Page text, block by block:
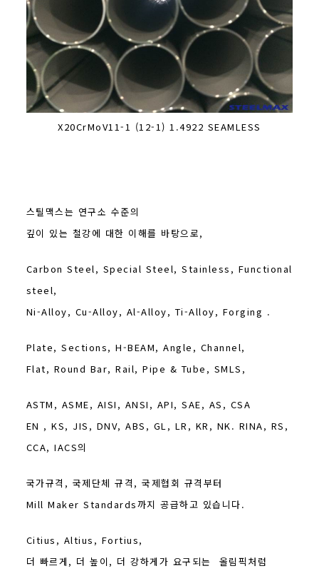
X20CrMoV11-1 (12-1) 1.4922 SEAMLESS
스틸맥스는 연구소 수준의
깊이 있는 철강에 대한 이해를 바탕으로,
Carbon Steel, Special Steel, Stainless, Functional
steel,
Ni-Alloy, Cu-Alloy, Al-Alloy, Ti-Alloy, Forging .
Plate, Sections, H-BEAM, Angle, Channel,
Flat, Round Bar, Rail, Pipe & Tube, SMLS,
ASTM, ASME, AISI, ANSI, API, SAE, AS, CSA
EN , KS, JIS, DNV, ABS, GL, LR, KR, NK. RINA, RS,
CCA, IACS의
국가규격, 국제단체 규격,국제협회 규격부터
Mill Maker Standards까지 공급하고 있습니다.
Citius, Altius, Fortius,
더 빠르게, 더 높이, 더 강하게가 요구되는 올림픽처럼